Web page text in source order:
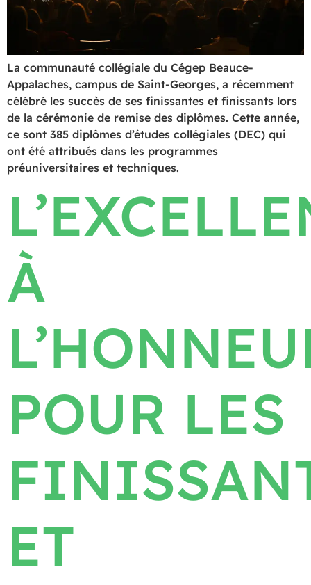
La communauté collégiale du Cégep Beauce-
Appalaches, campus de Saint-Georges, a récemment
célébré les succès de ses finissantes et finissants lors
de la cérémonie de remise des diplômes. Cette année,
ce sont 385 diplômes d’études collégiales (DEC) qui
ont été attribués dans les programmes
préuniversitaires et techniques.
À
POUR LES
ET